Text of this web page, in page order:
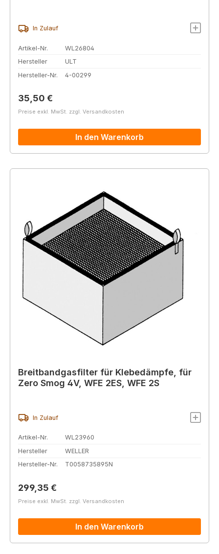
In Zulauf
Artikel-Nr.
WL26804
Hersteller
ULT
Hersteller-Nr.
4-00299
Regulärer Preis:
35,50 €
Preise exkl. MwSt. zzgl. Versandkosten
In den Warenkorb
Breitbandgasfilter für Klebedämpfe, für
Zero Smog 4V, WFE 2ES, WFE 2S
In Zulauf
Artikel-Nr.
WL23960
Hersteller
WELLER
Hersteller-Nr.
T0058735895N
Regulärer Preis:
299,35 €
Preise exkl. MwSt. zzgl. Versandkosten
In den Warenkorb